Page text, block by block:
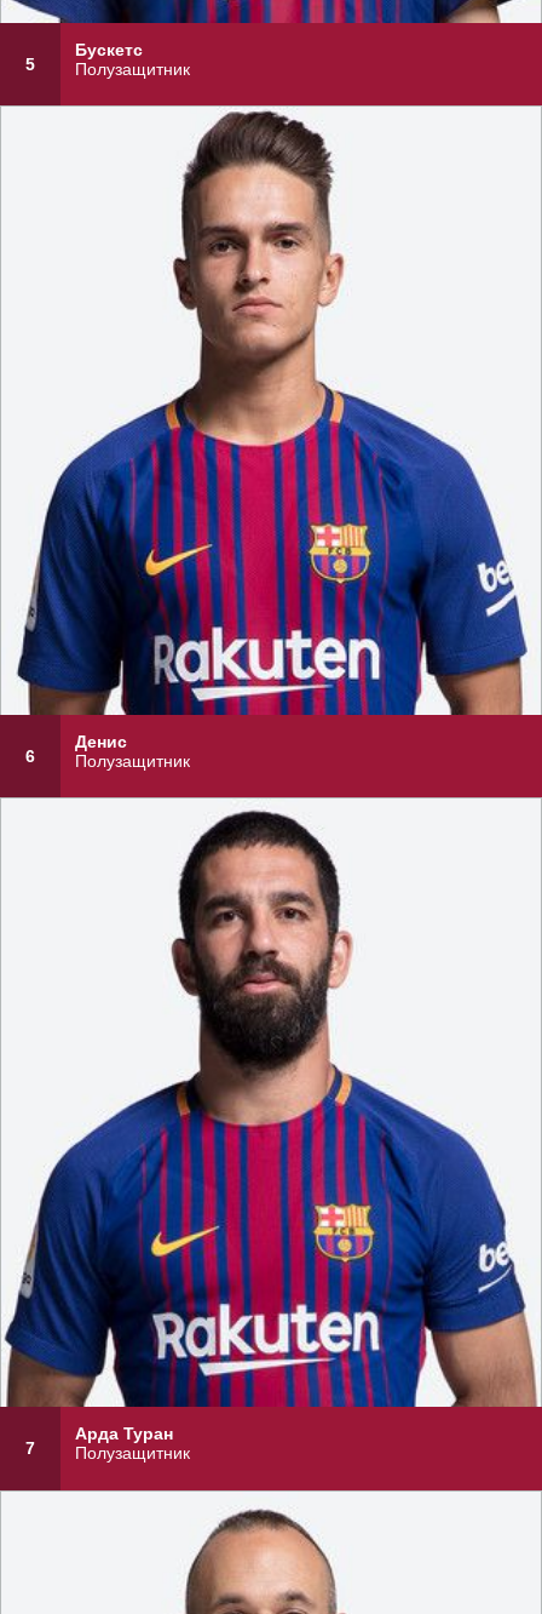
5
Бускетс
Полузащитник
6
Денис
Полузащитник
7
Арда Туран
Полузащитник